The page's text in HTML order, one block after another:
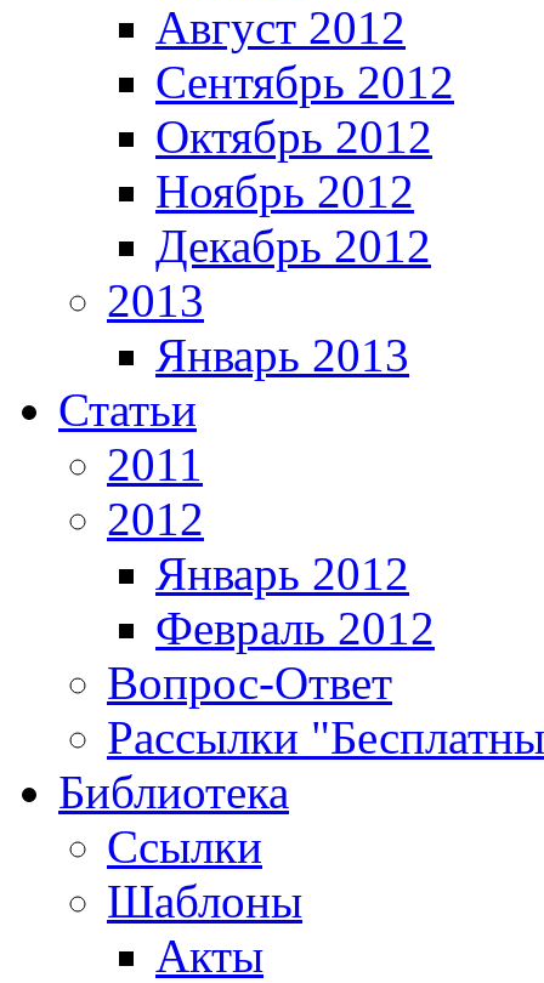
Август 2012
Сентябрь 2012
Октябрь 2012
Ноябрь 2012
Декабрь 2012
2013
Январь 2013
Статьи
2011
2012
Январь 2012
Февраль 2012
Вопрос-Ответ
Рассылки
Библиотека
Ссылки
Шаблоны
Акты